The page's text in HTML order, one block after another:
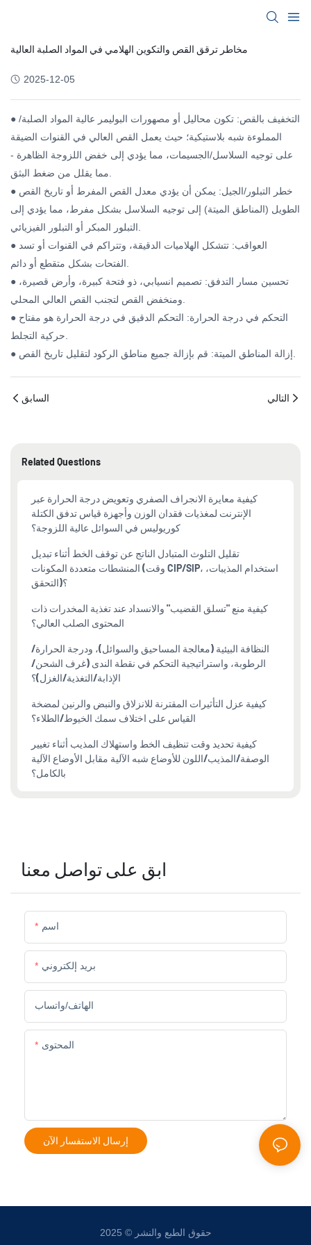
مخاطر ترقق القص والتكوين الهلامي في المواد الصلبة العالية
2025-12-05
● التخفيف بالقص: تكون محاليل أو مصهورات البوليمر عالية المواد الصلبة/
المملوءة شبه بلاستيكية؛ حيث يعمل القص العالي في القنوات الضيقة
على توجيه السلاسل/الجسيمات، مما يؤدي إلى خفض اللزوجة الظاهرة -
● خطر التبلور/الجيل: يمكن أن يؤدي معدل القص المفرط أو تاريخ القص
الطويل (المناطق الميتة) إلى توجيه السلاسل بشكل مفرط، مما يؤدي إلى
● العواقب: تتشكل الهلاميات الدقيقة، وتتراكم في القنوات أو تسد
● تحسين مسار التدفق: تصميم انسيابي، ذو فتحة كبيرة، وأرض قصيرة،
● التحكم في درجة الحرارة: التحكم الدقيق في درجة الحرارة هو مفتاح
السابق التالي
Related Questions
كيفية معايرة الانجراف الصفري وتعويض درجة الحرارة عبر
الإنترنت لمغذيات فقدان الوزن وأجهزة قياس تدفق الكتلة
كوريوليس في السوائل عالية اللزوجة؟
تقليل التلوث المتبادل الناتج عن توقف الخط أثناء تبديل
المنشطات متعددة المكونات (وقت CIP/SIP، استخدام المذيبات،
التحقق)؟
كيفية منع "تسلق القضيب" والانسداد عند تغذية المخدرات ذات
المحتوى الصلب العالي؟
النظافة البيئية (معالجة المساحيق والسوائل)، ودرجة الحرارة/
الرطوبة، واستراتيجية التحكم في نقطة الندى (غرف الشحن/
الإذابة/التغذية/الغزل)؟
كيفية عزل التأثيرات المقترنة للانزلاق والنبض والرنين لمضخة
القياس على اختلاف سمك الخيوط/الطلاء؟
كيفية تحديد وقت تنظيف الخط واستهلاك المذيب أثناء تغيير
الوصفة/المذيب/اللون للأوضاع شبه الآلية مقابل الأوضاع الآلية
بالكامل؟
ابق على تواصل معنا
اسم
بريد إلكتروني
الهاتف/واتساب
المحتوى
إرسال الاستفسار الآن
حقوق الطبع والنشر © 2025